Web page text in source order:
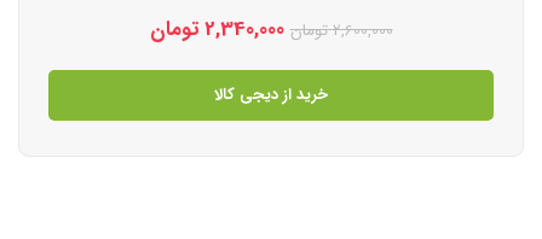
2,600,000تومان 2,340,000 تومان
خرید از دیجی کالا